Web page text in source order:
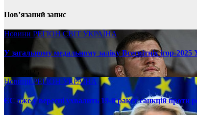
Пов’язаний запис
Новини РЕГІОНСВІТ УКРАЇНА
У загальному медальному заліку Всесвітніх ігор-2025
08.17.2025
НовиниРЕГІОН УКРАЇНА
ЄС вже у вересні ухвалить 19-й ракет санкцій проти